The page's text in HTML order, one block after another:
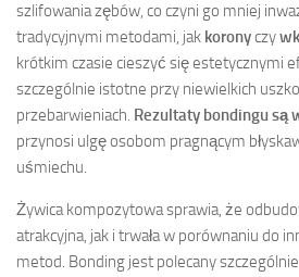
szlifowania zębów, co czyni go mniej
tradycyjnymi metodami, jak koronyczy
krótkim czasie cieszyć się estetycznymi
szczególnie istotne przy niewielkich
przebarwieniach. Rezultaty bondingu są
przynosi ulgę osobom pragnącym
uśmiechu.
Żywica kompozytowa sprawia, że
atrakcyjna, jak i trwała w porównaniu do
metod. Bonding jest polecany